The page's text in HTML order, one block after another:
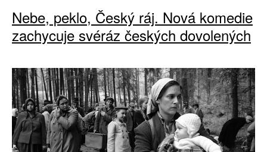
Nebe, peklo, Český ráj. Nová komedie
zachycuje svéráz českých dovolených